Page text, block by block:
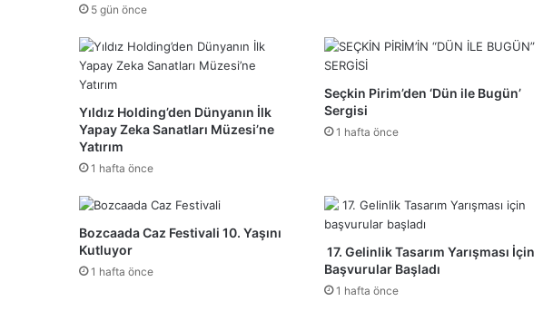
5 gün önce
Yıldız Holding’den Dünyanın İlk
Yapay Zeka Sanatları Müzesi’ne
Yatırım
1 hafta önce
Seçkin Pirim’den ‘Dün ile Bugün’
Sergisi
1 hafta önce
Bozcaada Caz Festivali 10. Yaşını
Kutluyor
1 hafta önce
17. Gelinlik Tasarım Yarışması İçin
Başvurular Başladı
1 hafta önce